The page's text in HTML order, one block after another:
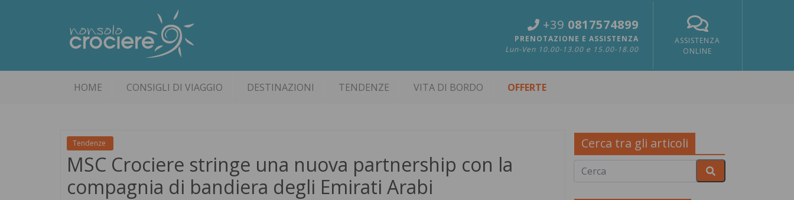
+39 0817574899
PRENOTAZIONE E ASSISTENZA
Lun-Ven 10.00-13.00 e 15.00-18.00
ASSISTENZA
ONLINE
HOME CONSIGLI DI VIAGGIO DESTINAZIONI TENDENZE VITA DI BORDO OFFERTE
Tendenze
MSC Crociere stringe una nuova partnership con la
compagnia di bandiera degli Emirati Arabi
Cerca tra gli articoli